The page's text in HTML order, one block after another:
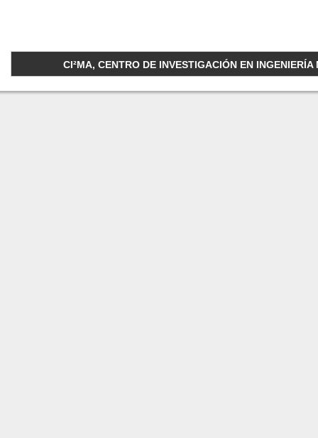
CI²MA, CENTRO DE INVESTIGACIÓN EN